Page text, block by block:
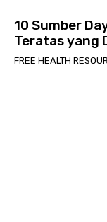
10 Sumber
Teratas yang
FREE HEALTH